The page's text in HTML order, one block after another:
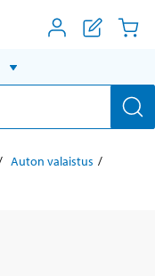
Auton valaistus